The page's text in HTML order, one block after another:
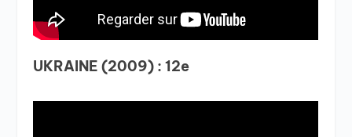
UKRAINE (2009) : 12e